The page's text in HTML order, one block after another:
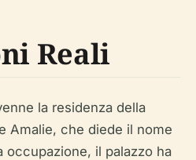
Reali
la residenza della
Amalie, che diede il nome
occupazione, il palazzo ha